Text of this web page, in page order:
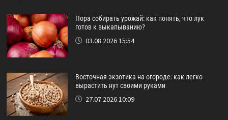
Пора собирать урожай: как понять, что лук
готов к выкапыванию?
03.08.2026 15:54
Восточная экзотика на огороде: как легко
вырастить нут своими руками
27.07.2026 10:09